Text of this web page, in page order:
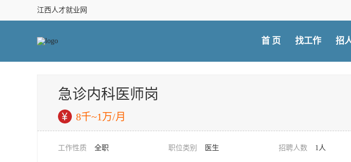
江西人才就业网
首 页 找工作 招
急诊内科医师岗
8千~1万/月
工作性质 全职 职位类别 医生 招聘人数 1人